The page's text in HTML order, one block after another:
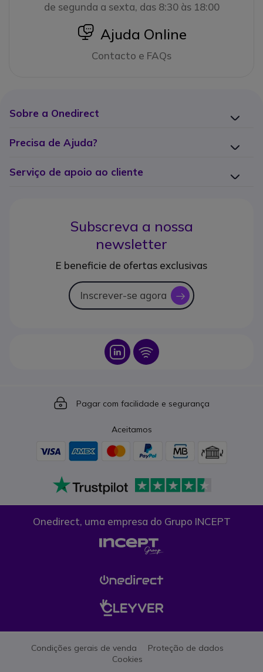
de segunda a sexta, das 8:30 às 18:00
icon
Ajuda Online
Contacto e FAQs
Sobre a Onedirect
Precisa de Ajuda?
Serviço de apoio ao cliente
Subscreva a nossa
newsletter
E beneficie de ofertas exclusivas
Inscrever-se agora icon
Icon Icon
Icon
Pagar com facilidade e segurança
Aceitamos
Onedirect, uma empresa do Grupo INCEPT
Condições gerais de venda
Proteção de dados
Cookies